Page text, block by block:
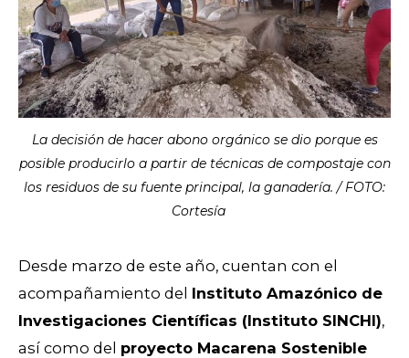
La decisión de hacer abono orgánico se dio porque es
posible producirlo a partir de técnicas de compostaje con
los residuos de su fuente principal, la ganadería. / FOTO:
Cortesía
Desde marzo de este año, cuentan con el
acompañamiento del Instituto Amazónico de
Investigaciones Científicas (Instituto SINCHI),
así como del proyecto Macarena Sostenible